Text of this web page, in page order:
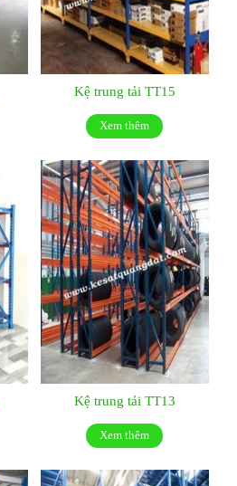
Kệ trung tải TT15
Xem thêm
Kệ trung tải TT13
Xem thêm